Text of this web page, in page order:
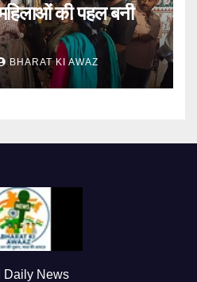
की पहल बनी
BHARAT KI AWAZ
Daily News